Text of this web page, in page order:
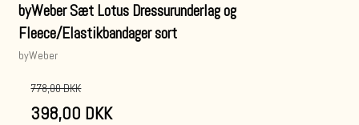
byWeber Sæt Lotus Dressurunderlag og
Fleece/Elastikbandager sort
byWeber
778,00 DKK
398,00 DKK